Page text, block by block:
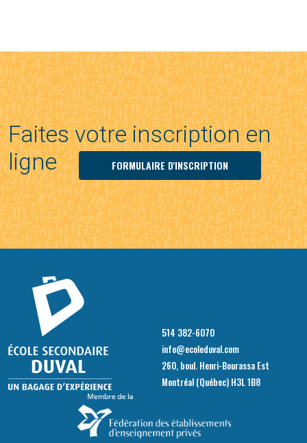
Faites votre inscription en
ligne
FORMULAIRE D'INSCRIPTION
514 382-6070
info@ecoleduval.com
260, boul. Henri-Bourassa Est
Montréal (Québec) H3L 1B8